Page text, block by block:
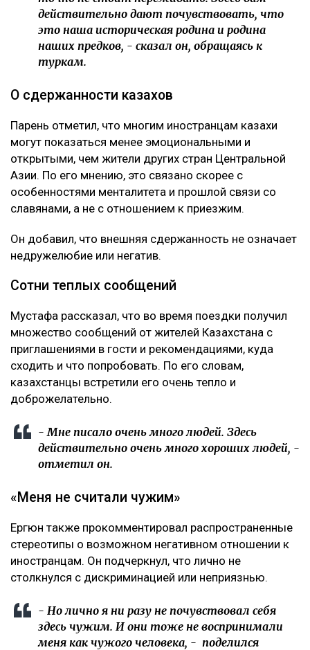
действительно дают почувствовать, что
это наша историческая родина и родина
наших предков, - сказал он, обращаясь к
туркам.
О сдержанности казахов
Парень отметил, что многим иностранцам казахи
могут показаться менее эмоциональными и
открытыми, чем жители других стран Центральной
Азии. По его мнению, это связано скорее с
особенностями менталитета и прошлой связи со
славянами, а не с отношением к приезжим.
Он добавил, что внешняя сдержанность не означает
недружелюбие или негатив.
Сотни теплых сообщений
Мустафа рассказал, что во время поездки получил
множество сообщений от жителей Казахстана с
приглашениями в гости и рекомендациями, куда
сходить и что попробовать. По его словам,
казахстанцы встретили его очень тепло и
доброжелательно.
- Мне писало очень много людей. Здесь
действительно очень много хороших людей, -
отметил он.
«Меня не считали чужим»
Ергюн также прокомментировал распространенные
стереотипы о возможном негативном отношении к
иностранцам. Он подчеркнул, что лично не
столкнулся с дискриминацией или неприязнью.
- Но лично я ни разу не почувствовал себя
здесь чужим. И они тоже не воспринимали
меня как чужого человека, - поделился